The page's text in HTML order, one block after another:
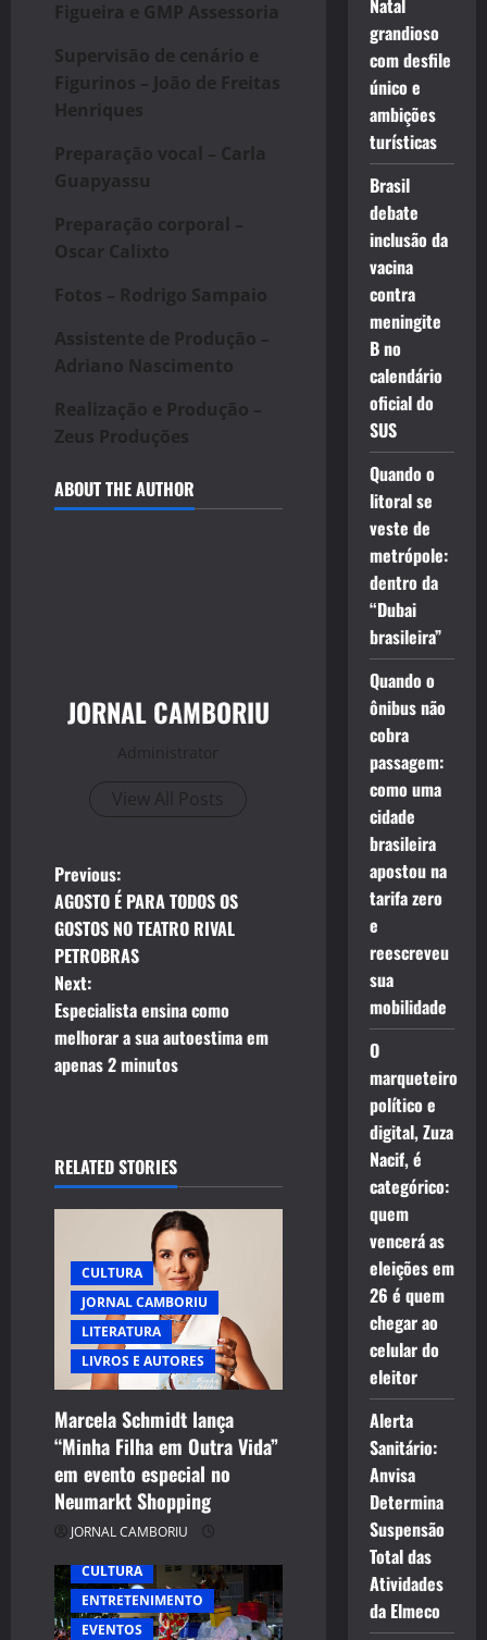
Figueira e GMP Assessoria
Supervisão de cenário e
Figurinos – João de Freitas
Henriques
Preparação vocal – Carla
Guapyassu
Preparação corporal –
Oscar Calixto
Fotos – Rodrigo Sampaio
Assistente de Produção –
Adriano Nascimento
Realização e Produção –
Zeus Produções
ABOUT THE AUTHOR
JORNAL CAMBORIU
Administrator
View All Posts
P
o
s
t
n
v
i
i
o
n
Previous:
AGOSTO É PARA TODOS OS
GOSTOS NO TEATRO RIVAL
PETROBRAS
Next:
Especialista ensina como
melhorar a sua autoestima em
apenas 2 minutos
RELATED STORIES
CULTURA
JORNAL CAMBORIU
LITERATURA
LIVROS E AUTORES
Marcela Schmidt lança
“Minha Filha em Outra Vida”
em evento especial no
Neumarkt Shopping
JORNAL CAMBORIU
CULTURA
ENTRETENIMENTO
EVENTOS
Natal
grandioso
com desfile
único e
ambições
turísticas
Brasil
debate
inclusão da
vacina
contra
meningite
B no
calendário
oficial do
SUS
Quando o
litoral se
veste de
metrópole:
dentro da
“Dubai
brasileira”
Quando o
ônibus não
cobra
passagem:
como uma
cidade
brasileira
apostou na
tarifa zero
e
reescreveu
sua
mobilidade
O
marqueteiro
político e
digital, Zuza
Nacif, é
categórico:
quem
vencerá as
eleições em
26 é quem
chegar ao
celular do
eleitor
Alerta
Sanitário:
Anvisa
Determina
Suspensão
Total das
Atividades
da Elmeco